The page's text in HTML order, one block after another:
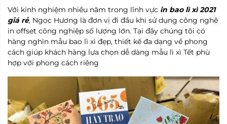
Với kinh nghiệm nhiều năm trong lĩnh vực in bao lì xì 2021
giá rẻ, Ngọc Hương là đơn vị đi đầu khi sử dụng công nghệ
in offset công nghiệp số lượng lớn. Tại đây chúng tôi có
hàng nghìn mẫu bao lì xì đẹp, thiết kế đa dạng về phong
cách giúp khách hàng lựa chọn dễ dàng mẫu lì xì Tết phù
hợp với phong cách riêng